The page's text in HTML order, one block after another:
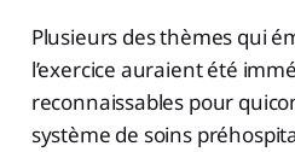
Plusieurs des thèmes qui
l’exercice auraient été
reconnaissables pour
système de soins